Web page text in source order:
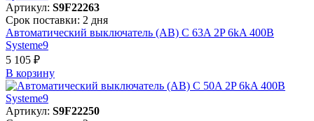
Артикул: S9F22263
Срок поставки: 2 дня
Автоматический выключатель (АВ) C 63A 2P 6kA 400В
Systeme9
5 105 ₽
В корзинy
Артикул: S9F22250